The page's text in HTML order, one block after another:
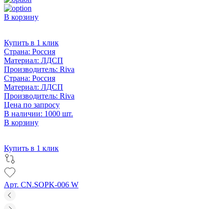
В корзину
Купить в 1 клик
Страна: Россия
Материал: ЛДСП
Производитель: Riva
Страна: Россия
Материал: ЛДСП
Производитель: Riva
Цена по запросу
В наличии: 1000 шт.
В корзину
Купить в 1 клик
Арт. CN.SOPK-006 W